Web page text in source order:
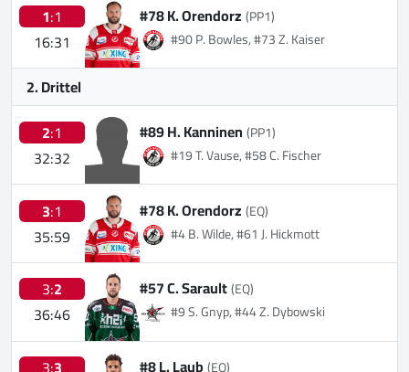
1:1
16:31
#78 K. Orendorz(PP1)
#90 P. Bowles, #73 Z. Kaiser
2. Drittel
2:1
32:32
#89 H. Kanninen(PP1)
#19 T. Vause, #58 C. Fischer
3:1
35:59
#78 K. Orendorz(EQ)
#4 B. Wilde, #61 J. Hickmott
3:2
36:46
#57 C. Sarault(EQ)
#9 S. Gnyp, #44 Z. Dybowski